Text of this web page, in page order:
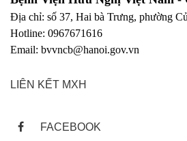
Địa chỉ: số 37, Hai bà Trưng, phường
Hotline: 0967671616
Email: bvvncb@hanoi.gov.vn
LIÊN KẾT MXH
FACEBOOK